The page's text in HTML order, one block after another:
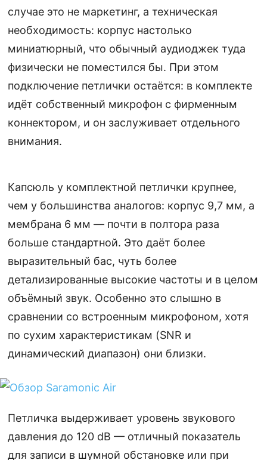
случае это не маркетинг, а техническая
необходимость: корпус настолько
миниатюрный, что обычный аудиоджек туда
физически не поместился бы. При этом
подключение петлички остаётся: в комплекте
идёт собственный микрофон с фирменным
коннектором, и он заслуживает отдельного
внимания.
Капсюль у комплектной петлички крупнее,
чем у большинства аналогов: корпус 9,7 мм, а
мембрана 6 мм — почти в полтора раза
больше стандартной. Это даёт более
выразительный бас, чуть более
детализированные высокие частоты и в целом
объёмный звук. Особенно это слышно в
сравнении со встроенным микрофоном, хотя
по сухим характеристикам (SNR и
динамический диапазон) они близки.
Петличка выдерживает уровень звукового
давления до 120 dB — отличный показатель
для записи в шумной обстановке или при